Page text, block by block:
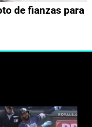
de fianzas para